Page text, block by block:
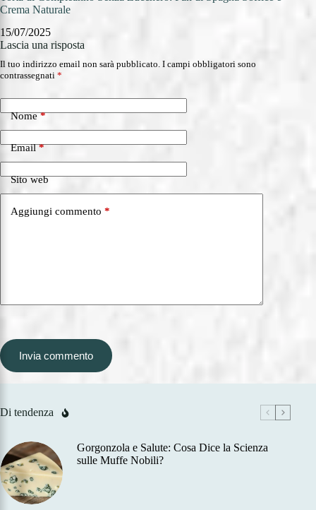
Crema Naturale
15/07/2025
Lascia una risposta
Il tuo indirizzo email non sarà pubblicato. I campi obbligatori sono
contrassegnati *
Nome*
Email*
Sito web
Aggiungi commento *
Invia commento
Di tendenza
Gorgonzola e Salute: Cosa Dice la Scienza
sulle Muffe Nobili?